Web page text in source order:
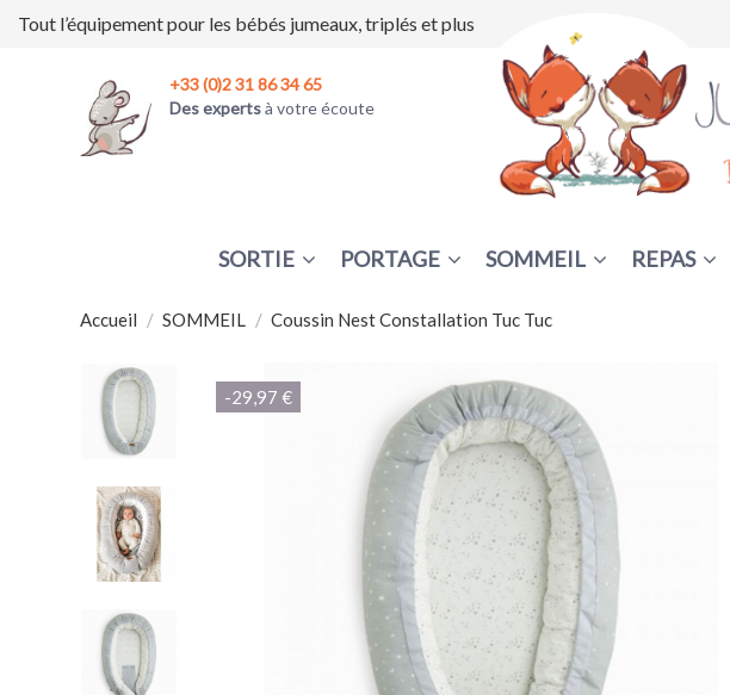
Tout l’équipement pour les bébés jumeaux, triplés et plus
+33 (0)2 31 86 34 65
Des expertsà votre écoute
SORTIE PORTAGE SOMMEIL REPAS
Accueil SOMMEIL Coussin Nest Constallation Tuc Tuc
-29,97 €